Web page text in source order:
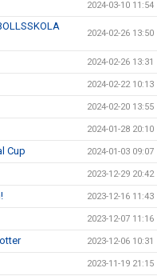
2024-03-10 11:54
2024-02-26 13:50
2024-02-26 13:31
2024-02-22 10:13
2024-02-20 13:55
2024-01-28 20:10
Cup 2024-01-03 09:07
2023-12-29 20:42
2023-12-16 11:43
2023-12-07 11:16
2023-12-06 10:31
2023-11-19 21:15